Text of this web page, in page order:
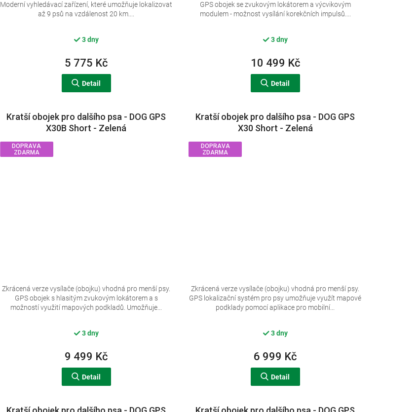
3 dny
5 775 Kč
Detail
Moderní vyhledávací zařízení, které umožňuje lokalizovat
až 9 psů na vzdálenost 20 km....
3 dny
10 499 Kč
Detail
GPS obojek se zvukovým lokátorem a výcvikovým
modulem - možnost vysílání korekčních impulsů....
DOPRAVA
ZDARMA
Kratší obojek pro dalšího psa - DOG GPS
X30B Short - Zelená
3 dny
9 499 Kč
Detail
Zkrácená verze vysílače (obojku) vhodná pro menší psy.
GPS obojek s hlasitým zvukovým lokátorem a s
možností využití mapových podkladů. Umožňuje...
DOPRAVA
ZDARMA
Kratší obojek pro dalšího psa - DOG GPS
X30 Short - Zelená
3 dny
6 999 Kč
Detail
Zkrácená verze vysílače (obojku) vhodná pro menší psy.
GPS lokalizační systém pro psy umožňuje využít mapové
podklady pomocí aplikace pro mobilní...